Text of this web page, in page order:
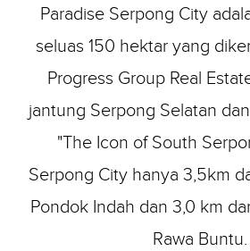
Paradise Serpong City
seluas 150 hektar yang
Progress Group Real
jantung Serpong Selatan
"The Icon of South
Serpong City hanya 3,5km
Pondok Indah dan 3,0 km
Rawa Buntu.